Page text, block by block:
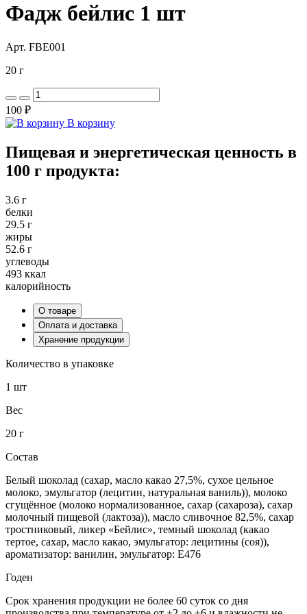
Фадж бейлис 1 шт
Арт. FBE001
20 г
100 ₽
В корзину
Пищевая и энергетическая ценность в
100 г продукта:
3.6 г
белки
29.5 г
жиры
52.6 г
углеводы
493 ккал
калорийность
О товаре
Оплата и доставка
Хранение продукции
Количество в упаковке
1 шт
Вес
20 г
Состав
Белый шоколад (сахар, масло какао 27,5%, сухое цельное
молоко, эмульгатор (лецитин, натуральная ваниль)), молоко
сгущённое (молоко нормализованное, сахар (сахароза), сахар
молочный пищевой (лактоза)), масло сливочное 82,5%, сахар
тростниковый, ликер «Бейлис», темный шоколад (какао
тертое, сахар, масло какао, эмульгатор: лецитины (соя)),
ароматизатор: ванилин, эмульгатор: Е476
Годен
Срок хранения продукции не более 60 суток со дня